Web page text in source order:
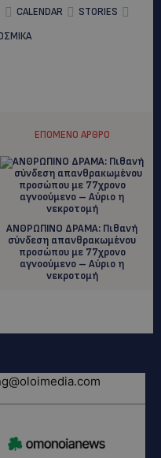
CALENDAR
STORIES
ΕΠΌΜΕΝΟ ΆΡΘΡΟ
ΑΝΘΡΩΠΙΝΟ ΔΡΑΜΑ: Πιθανή
σύνδεση απανθρακωμένου
προσώπου με 77χρονο
αγνοούμενο – Αύριο η
νεκροτομή